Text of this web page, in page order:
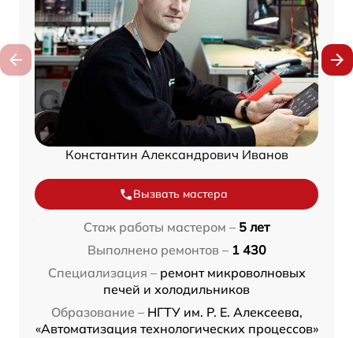
Константин Александрович Иванов
Вызвать мастера
Стаж работы мастером – 5 лет
Выполнено ремонтов – 1 430
Специализация – ремонт микроволновых
печей и холодильников
Образование – НГТУ им. Р. Е. Алексеева,
«Автоматизация технологических процессов»